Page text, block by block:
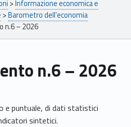
>Informazione economica e
>Barometro dell'economia
n.6 – 2026
n.6 – 2026
e puntuale, di dati statistici
sintetici.